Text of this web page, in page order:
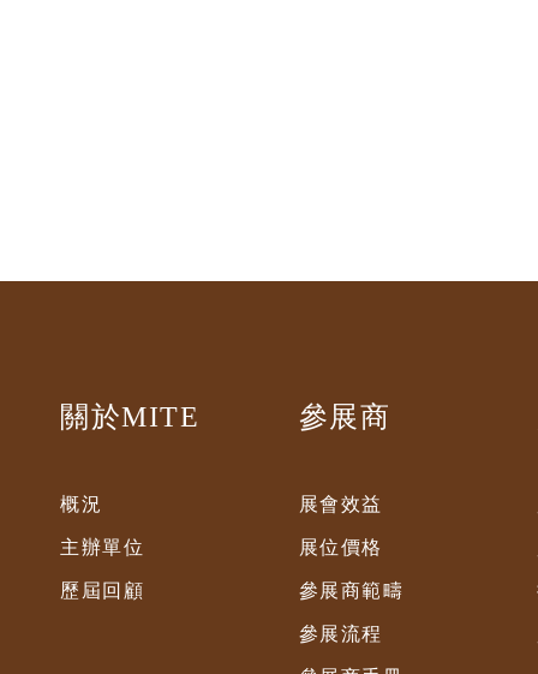
關於MITE
概況
主辦單位
歷屆回顧
參展商
展會效益
展位價格
參展商範疇
參展流程